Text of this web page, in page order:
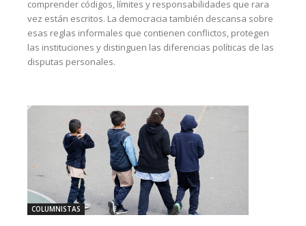
comprender códigos, límites y responsabilidades que rara
vez están escritos. La democracia también descansa sobre
esas reglas informales que contienen conflictos, protegen
las instituciones y distinguen las diferencias políticas de las
disputas personales.
COLUMNISTAS